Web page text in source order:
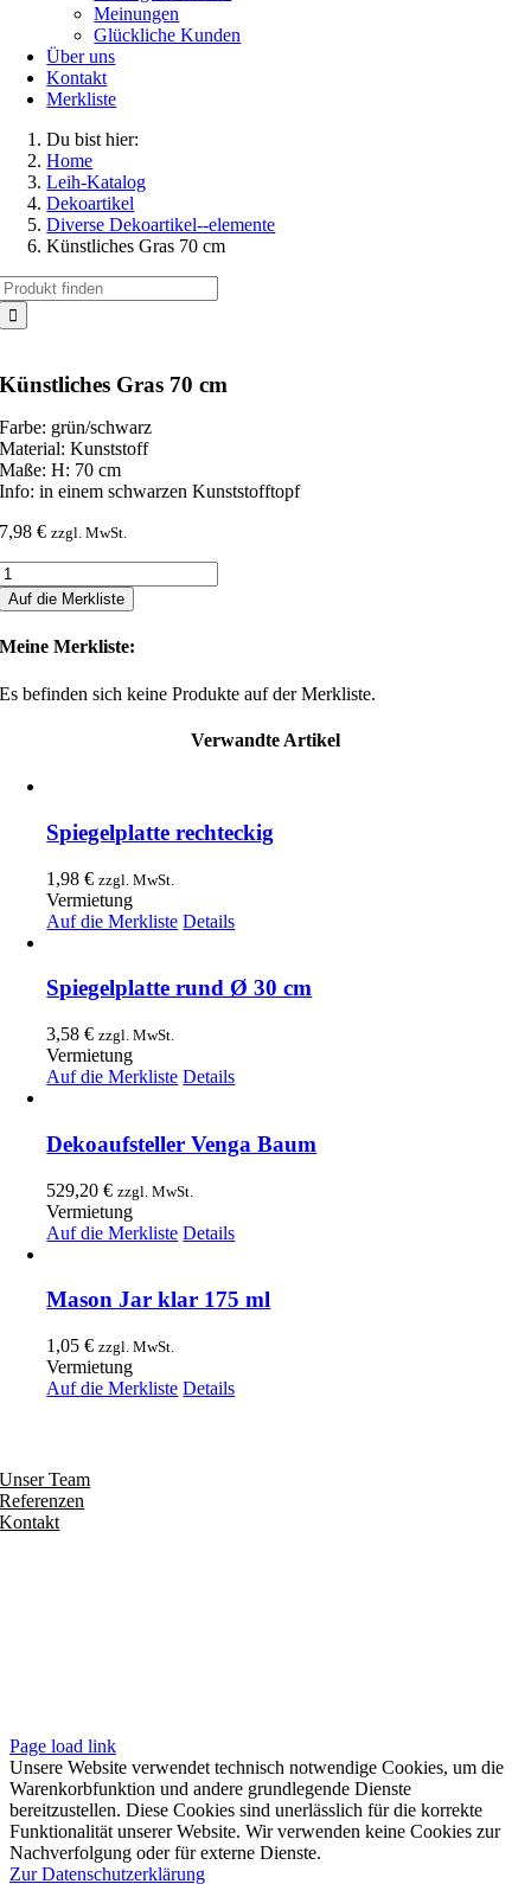
Meinungen
Glückliche Kunden
Über uns
Kontakt
Merkliste
Du bist hier:
Home
Leih-Katalog
Dekoartikel
Diverse Dekoartikel--elemente
Künstliches Gras 70 cm
Künstliches Gras 70 cm
Farbe: grün/schwarz
Material: Kunststoff
Maße: H: 70 cm
Info: in einem schwarzen Kunststofftopf
7,98€ zzgl. MwSt.
Auf die Merkliste
Meine Merkliste:
Es befinden sich keine Produkte auf der Merkliste.
Verwandte Artikel
Spiegelplatte rechteckig
1,98€ zzgl. MwSt.
Vermietung
Auf die Merkliste Details
Spiegelplatte rund Ø 30 cm
3,58€ zzgl. MwSt.
Vermietung
Auf die Merkliste Details
Dekoaufsteller Venga Baum
529,20€ zzgl. MwSt.
Vermietung
Auf die Merkliste Details
Mason Jar klar 175 ml
1,05€ zzgl. MwSt.
Vermietung
Auf die Merkliste Details
Unser Team
Referenzen
Kontakt
Page load link
Unsere Website verwendet technisch notwendige Cookies, um die
Warenkorbfunktion und andere grundlegende Dienste
bereitzustellen. Diese Cookies sind unerlässlich für die korrekte
Funktionalität unserer Website. Wir verwenden keine Cookies zur
Nachverfolgung oder für externe Dienste.
Zur Datenschutzerklärung